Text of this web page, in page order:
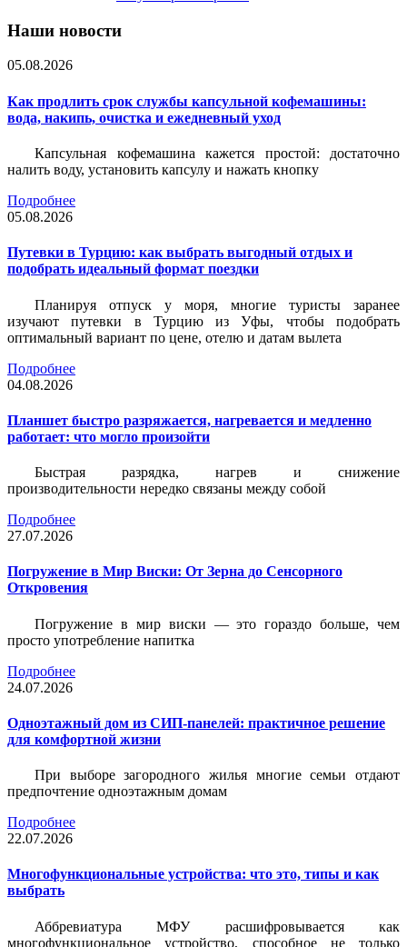
Наши новости
05.08.2026
Как продлить срок службы капсульной кофемашины:
вода, накипь, очистка и ежедневный уход
Капсульная кофемашина кажется простой: достаточно
налить воду, установить капсулу и нажать кнопку
Подробнее
05.08.2026
Путевки в Турцию: как выбрать выгодный отдых и
подобрать идеальный формат поездки
Планируя отпуск у моря, многие туристы заранее
изучают путевки в Турцию из Уфы, чтобы подобрать
оптимальный вариант по цене, отелю и датам вылета
Подробнее
04.08.2026
Планшет быстро разряжается, нагревается и медленно
работает: что могло произойти
Быстрая разрядка, нагрев и снижение
производительности нередко связаны между собой
Подробнее
27.07.2026
Погружение в Мир Виски: От Зерна до Сенсорного
Откровения
Погружение в мир виски — это гораздо больше, чем
просто употребление напитка
Подробнее
24.07.2026
Одноэтажный дом из СИП-панелей: практичное решение
для комфортной жизни
При выборе загородного жилья многие семьи отдают
предпочтение одноэтажным домам
Подробнее
22.07.2026
Многофункциональные устройства: что это, типы и как
выбрать
Аббревиатура МФУ расшифровывается как
многофункциональное устройство, способное не только